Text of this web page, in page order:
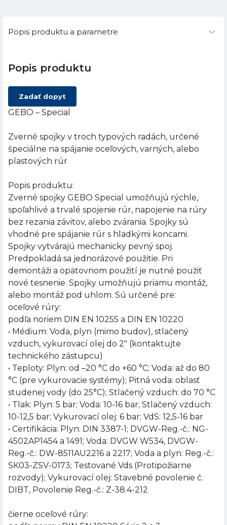
Popis produktu a parametre
Popis produktu
Zadať dopyt
GEBO – Special
Zverné spojky v troch typových radách, určené
špeciálne na spájanie oceľových, varných, alebo
plastových rúr
Popis produktu:
Zverné spojky GEBO Special umožňujú rýchle,
spoľahlivé a trvalé spojenie rúr, napojenie na rúry
bez rezania závitov, alebo zvárania. Spojky sú
vhodné pre spájanie rúr s hladkými koncami.
Spojky vytvárajú mechanicky pevný spoj.
Predpokladá sa jednorázové použitie. Pri
demontáži a opätovnom použití je nutné použiť
nové tesnenie. Spojky umožňujú priamu montáž,
alebo montáž pod uhlom. Sú určené pre:
oceľové rúry:
podľa noriem DIN EN 10255 a DIN EN 10220
• Médium: Voda, plyn (mimo budov), stlačený
vzduch, vykurovací olej do 2" (kontaktujte
technického zástupcu)
• Teploty: Plyn: od –20 °C do +60 °C; Voda: až do 80
°C (pre vykurovacie systémy); Pitná voda: oblasť
studenej vody (do 25°C); Stlačený vzduch: do 70 °C
• Tlak: Plyn: 5 bar; Voda: 10-16 bar; Stlačený vzduch:
10-12,5 bar; Vykurovací olej: 6 bar; VdS: 12,5-16 bar
• Certifikácia: Plyn: DIN 3387-1; DVGW-Reg.-č.: NG-
4502AP1454 a 1491; Voda: DVGW W534, DVGW-
Reg.-č.: DW-8511AU2216 a 2217; Voda a plyn: Reg.-č.:
SK03-ZSV-0173; Testované Vds (Protipožiarne
rozvody); Vykurovací olej: Stavebné povolenie č.
DIBT, Povolenie Reg.-č.: Z-38.4-212
čierne oceľové rúry: